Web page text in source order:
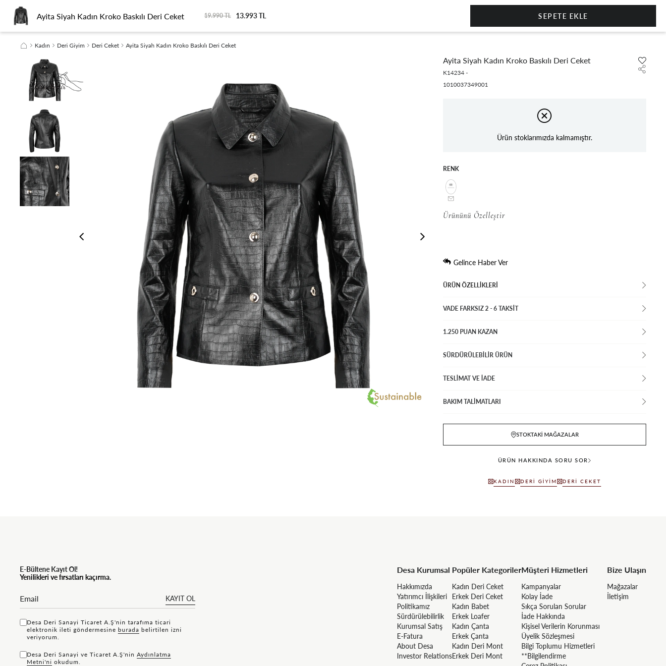
KADINERKEKSEYAHATSEZON FİNALİSÜRDÜRÜLEBİLİRLİK
Kadın Deri Giyim Deri Ceket Ayita Siyah Kadın Kroko Baskılı Deri Ceket
Ayita Siyah Kadın Kroko Baskılı Deri Ceket
K14234 -
1010037349001
Ürün stoklarımızda kalmamıştır.
RENK
Ürününü Özelleştir
Gelince Haber Ver
ÜRÜN ÖZELLIKLERI
VADE FARKSIZ 2 - 6 TAKSIT
1.250 PUAN KAZAN
SÜRDÜRÜLEBİLİR ÜRÜN
TESLİMAT VE İADE
BAKIM TALİMATLARI
STOKTAKI MAĞAZALAR
ÜRÜN HAKKINDA SORU SOR
KADIN DERI GIYIM DERI CEKET
E-Bültene Kayıt Ol!
Yenilikleri ve fırsatları kaçırma.
KAYIT OL
Desa Deri Sanayi Ticaret A.Ş'nin tarafıma ticari
elektronik ileti göndermesine bu rada belirtilen izni
veriyorum.
Desa Deri Sanayi ve Ticaret A.Ş'nin Aydınlatma
Metni'ni okudum.
Desa Kurumsal
Hakkımızda
Yatırımcı İlişkileri
Politikamız
Sürdürülebilirlik
Kurumsal Satış
E-Fatura
About Desa
Investor Relations
Popüler Kategoriler
Kadın Deri Ceket
Erkek Deri Ceket
Kadın Babet
Erkek Loafer
Kadın Çanta
Erkek Çanta
Kadın Deri Mont
Erkek Deri Mont
Müşteri Hizmetleri
Kampanyalar
Kolay İade
Sıkça Sorulan Sorular
İade Hakkında
Kişisel Verilerin Korunması
Üyelik Sözleşmesi
Bilgi Toplumu Hizmetleri
**Bilgilendirme
Bize Ulaşın
Mağazalar
İletişim
Ayita Siyah Kadın Kroko Baskılı Deri Ceket 19.990 TL 13.993 TL